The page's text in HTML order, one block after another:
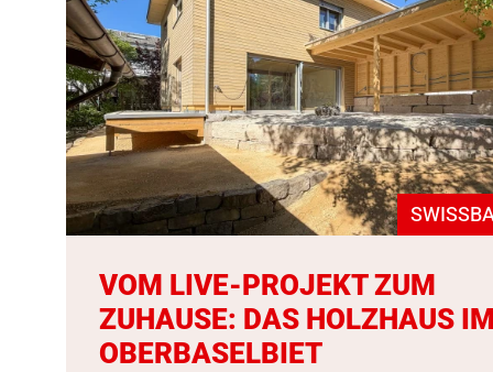
VOM LIVE-PROJEKT ZUM
ZUHAUSE: DAS HOLZHAUS
OBERBASELBIET